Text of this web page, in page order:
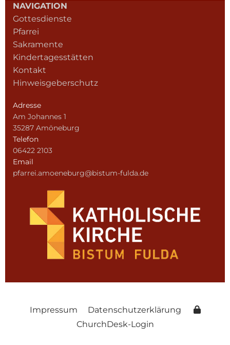
NAVIGATION
Gottesdienste
Pfarrei
Sakramente
Kindertagesstätten
Kontakt
Hinweisgeberschutz
Adresse
Am Johannes 1
35287 Amöneburg
Telefon
06422 2103
Email
pfarrei.amoeneburg@bistum-fulda.de
Impressum
Datenschutzerklärung
ChurchDesk-Login